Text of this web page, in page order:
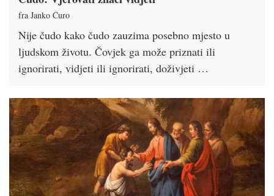
fra Janko Ćuro
Nije čudo kako čudo zauzima posebno mjesto u
ljudskom životu. Čovjek ga može priznati ili
ignorirati, vidjeti ili ignorirati, doživjeti …